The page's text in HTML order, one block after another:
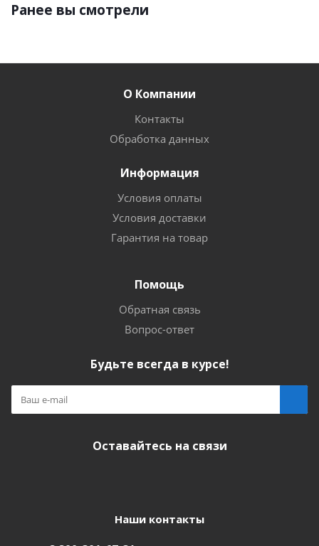
Ранее вы смотрели
О Компании
Контакты
Обработка данных
Информация
Условия оплаты
Условия доставки
Гарантия на товар
Помощь
Обратная связь
Вопрос-ответ
Будьте всегда в курсе!
Оставайтесь на связи
Наши контакты